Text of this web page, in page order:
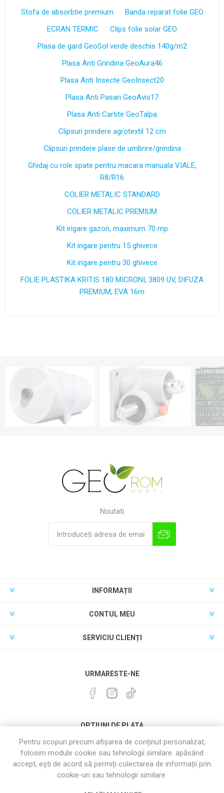
Stofa de absorbtie premium
Banda reparat folie GEO
ECRAN TERMIC
Clips folie solar GEO
Plasa de gard GeoSol verde deschis 140g/m2
Plasa Anti Grindina GeoAura46
Plasa Anti Insecte GeoInsect20
Plasa Anti Pasari GeoAvis17
Plasa Anti Cartite GeoTalpa
Clipsuri prindere agrotextil 12 cm
Clipsuri prindere plase de umbrire/grindina
Ghidaj cu role spate pentru macara manuala VIALE,
R8/R16
COLIER METALIC STANDARD
COLIER METALIC PREMIUM
Kit irigare gazon, maximum 70 mp
Kit irigare pentru 15 ghivece
Kit irigare pentru 30 ghivece
FOLIE PLASTIKA KRITIS 180 MICRONI, 3809 UV, DIFUZA
PREMIUM, EVA 16m
Noutati
INFORMAȚII
CONTUL MEU
SERVICIU CLIENȚI
URMARESTE-NE
OPTIUNI DE PLATA
Pentru scopuri precum afișarea de conținut personalizat,
folosim module cookie sau tehnologii similare. apăsând
accept, ești de acord să permiți colectarea de informații prin
cookie-uri sau tehnologii similare.